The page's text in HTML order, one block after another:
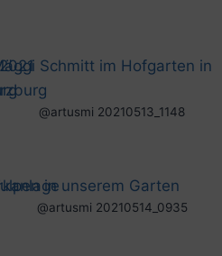
@artusmi 20210513_1148
@artusmi 20210514_0935